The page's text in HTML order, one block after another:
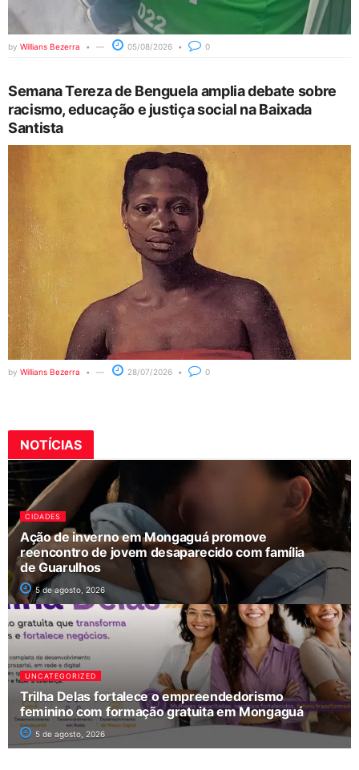
by Willians Bezerra 05/08/2026 0
Semana Tereza de Benguela amplia debate sobre
racismo, educação e justiça social na Baixada
Santista
by Willians Bezerra 28/07/2026 0
NOTÍCIAS
CIDADES
Ação de inverno em Mongaguá promove
reencontro de jovem desaparecido com família
de Guarulhos
5 de agosto, 2026
UNCATEGORIZED
Trilha Delas fortalece o empreendedorismo
feminino com formação gratuita em Mongaguá
5 de agosto, 2026